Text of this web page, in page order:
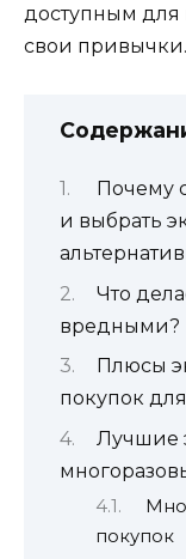
доступным
свои привычки.
Почему
и выбрать
Что
вредными?
Плюсы
покупок
Лучшие
покупок